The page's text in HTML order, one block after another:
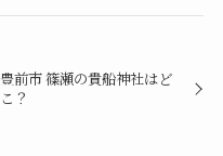
豊前市 篠瀬の貴船神社はど
こ？